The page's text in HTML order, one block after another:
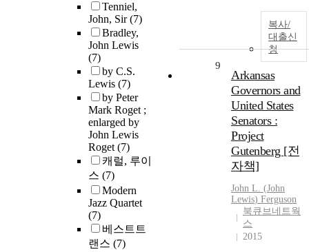
Tenniel,
John, Sir(7)
Bradley,
John Lewis
(7)
by C.S.
Lewis (7)
by Peter
Mark Roget ;
enlarged by
John Lewis
Roget(7)
캐럴, 루이
스 (7)
Modern
Jazz Quartet
(7)
베스트트
랜스 (7)
복사/
대출신
청
9
Arkansas
Governors and
United States
Senators :
Project
Gutenberg [전
자책]
John L. (John
Lewis) Ferguson
북큐브네트웍
스
2015